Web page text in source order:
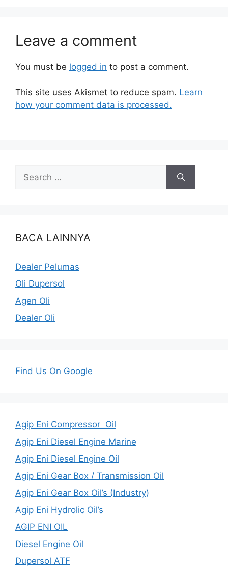
Leave a comment
You must be logged in to post a comment.
This site uses Akismet to reduce spam. Learn
how your comment data is processed.
BACA LAINNYA
Dealer Pelumas
Oli Dupersol
Agen Oli
Dealer Oli
Find Us On Google
Agip Eni Compressor Oil
Agip Eni Diesel Engine Marine
Agip Eni Diesel Engine Oil
Agip Eni Gear Box / Transmission Oil
Agip Eni Gear Box Oil’s (Industry)
Agip Eni Hydrolic Oil’s
AGIP ENI OIL
Diesel Engine Oil
Dupersol ATF